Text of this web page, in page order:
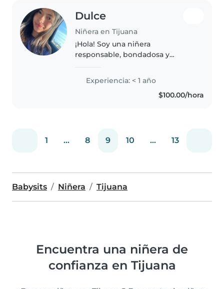
Dulce
Niñera en Tijuana
¡Hola! Soy una niñera
responsable, bondadosa y
experiencia con niños en edad
preescolar y escolar, y me
encanta dibujar, leer cuentos y
Experiencia: < 1 año
$100.00/hora
1 ... 8 9 10 ... 13
Babysits Niñera Tijuana
Encuentra una niñera de
confianza en Tijuana